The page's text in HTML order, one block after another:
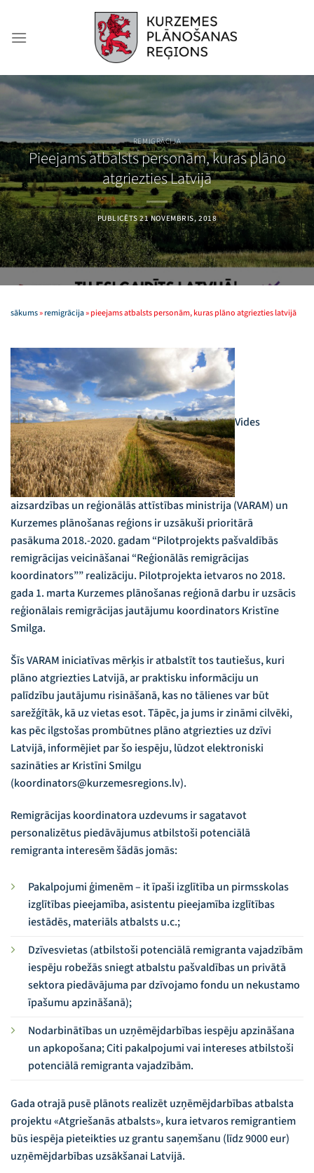
content
REMIGRĀCIJA
Pieejams atbalsts personām, kuras plāno
atgriezties Latvijā
PUBLICĒTS21 NOVEMBRIS, 2018
sākums»remigrācija»pieejams atbalsts personām, kuras plāno atgriezties latvijā
Vides
aizsardzības un reģionālās attīstības ministrija (VARAM) un
Kurzemes plānošanas reģions ir uzsākuši prioritārā
pasākuma 2018.-2020. gadam “Pilotprojekts pašvaldībās
remigrācijas veicināšanai “Reģionālās remigrācijas
koordinators”” realizāciju. Pilotprojekta ietvaros no 2018.
gada 1. marta Kurzemes plānošanas reģionā darbu ir uzsācis
reģionālais remigrācijas jautājumu koordinators Kristīne
Smilga.
Šīs VARAM iniciatīvas mērķis ir atbalstīt tos tautiešus, kuri
plāno atgriezties Latvijā, ar praktisku informāciju un
palīdzību jautājumu risināšanā, kas no tālienes var būt
sarežģītāk, kā uz vietas esot. Tāpēc, ja jums ir zināmi cilvēki,
kas pēc ilgstošas prombūtnes plāno atgriezties uz dzīvi
Latvijā, informējiet par šo iespēju, lūdzot elektroniski
sazināties ar Kristīni Smilgu
(koordinators@kurzemesregions.lv).
Remigrācijas koordinatora uzdevums ir sagatavot
personalizētus piedāvājumus atbilstoši potenciālā
remigranta interesēm šādās jomās:
Pakalpojumi ģimenēm – it īpaši izglītība un pirmsskolas
izglītības pieejamība, asistentu pieejamība izglītības
iestādēs, materiāls atbalsts u.c.;
Dzīvesvietas (atbilstoši potenciālā remigranta vajadzībām
iespēju robežās sniegt atbalstu pašvaldības un privātā
sektora piedāvājuma par dzīvojamo fondu un nekustamo
īpašumu apzināšanā);
Nodarbinātības un uzņēmējdarbības iespēju apzināšana
un apkopošana; Citi pakalpojumi vai intereses atbilstoši
potenciālā remigranta vajadzībām.
Gada otrajā pusē plānots realizēt uzņēmējdarbības atbalsta
projektu «Atgriešanās atbalsts», kura ietvaros remigrantiem
būs iespēja pieteikties uz grantu saņemšanu (līdz 9000 eur)
uzņēmējdarbības uzsākšanai Latvijā.